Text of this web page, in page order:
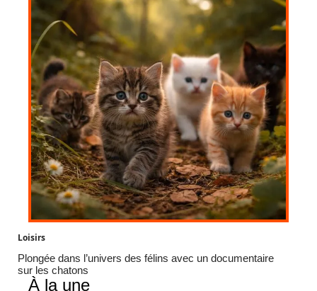
Loisirs
Plongée dans l’univers des félins avec un documentaire
sur les chatons
À la une